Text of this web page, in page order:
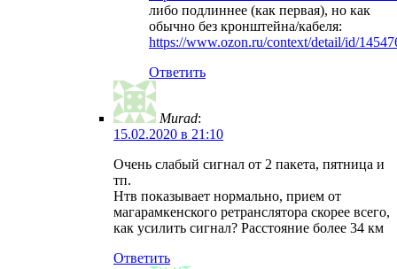
либо подлиннее (как первая), но как
обычно без кронштейна/кабеля:
https://www.ozon.ru/context/detail/id/
Ответить
Murad:
15.02.2020 в 21:10
Очень слабый сигнал от 2 пакета, пятница и
тп.
Нтв показывает нормально, прием от
магарамкенского ретранслятора скорее всего,
как усилить сигнал? Расстояние более 34 км
Ответить